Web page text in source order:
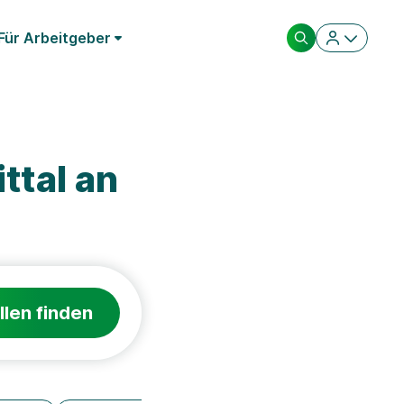
Arbeitgeber
an
finden